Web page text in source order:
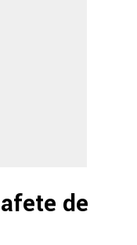
de